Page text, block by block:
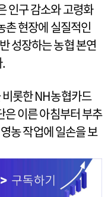
인구 감소와 고령화
촌 현장에 실질적인
성장하는 농협 본연
롯한 NH농협카드
이른 아침부터 부추
농 작업에 일손을 보